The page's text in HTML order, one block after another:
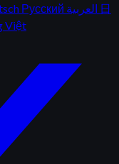
Русский
日
Việt